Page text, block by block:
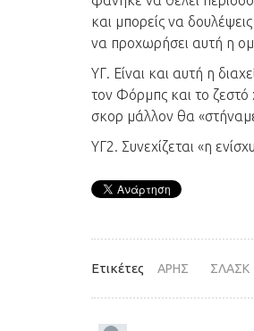
και μπορείς να
να προχωρήσει αυτή η
ΥΓ. Είναι και αυτή η
τον Φόρμπς και το
σκορ μάλλον θα
ΥΓ2. Συνεχίζεται «η
Ετικέτες ΑΡΗΣ ΣΛΑΣΚ